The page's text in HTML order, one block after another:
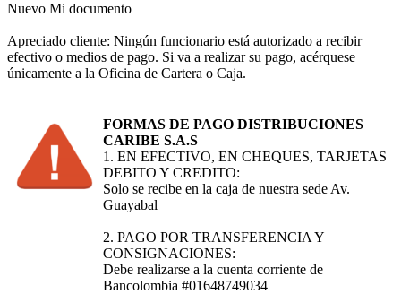
Nuevo Mi documento
Apreciado cliente: Ningún funcionario está autorizado a recibir
efectivo o medios de pago. Si va a realizar su pago, acérquese
únicamente a la Oficina de Cartera o Caja.
FORMAS DE PAGO DISTRIBUCIONES
CARIBE S.A.S
1. EN EFECTIVO, EN CHEQUES, TARJETAS
DEBITO Y CREDITO:
Solo se recibe en la caja de nuestra sede Av.
Guayabal
2. PAGO POR TRANSFERENCIA Y
CONSIGNACIONES:
Debe realizarse a la cuenta corriente de
Bancolombia #01648749034